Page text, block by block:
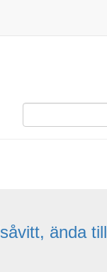
såvitt, ända till